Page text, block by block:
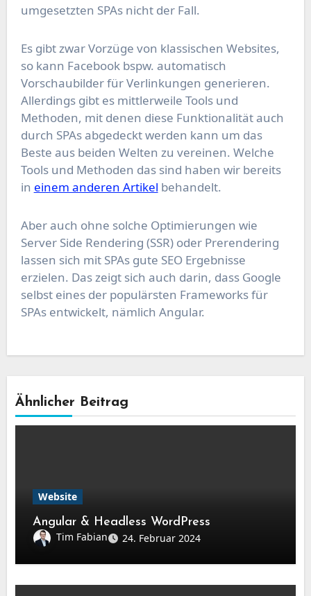
umgesetzten SPAs nicht der Fall.
Es gibt zwar Vorzüge von klassischen Websites,
so kann Facebook bspw. automatisch
Vorschaubilder für Verlinkungen generieren.
Allerdings gibt es mittlerweile Tools und
Methoden, mit denen diese Funktionalität auch
durch SPAs abgedeckt werden kann um das
Beste aus beiden Welten zu vereinen. Welche
Tools und Methoden das sind haben wir bereits
in einem anderen Artikel behandelt.
Aber auch ohne solche Optimierungen wie
Server Side Rendering (SSR) oder Prerendering
lassen sich mit SPAs gute SEO Ergebnisse
erzielen. Das zeigt sich auch darin, dass Google
selbst eines der populärsten Frameworks für
SPAs entwickelt, nämlich Angular.
Ähnlicher Beitrag
Website
Angular & Headless WordPress
Tim Fabian
24. Februar 2024